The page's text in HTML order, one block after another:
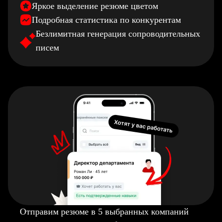
Яркое выделение резюме цветом
Подробная статистика по конкурентам
Безлимитная генерация сопроводительных
писем
Отправим резюме в 5 выбранных компаний